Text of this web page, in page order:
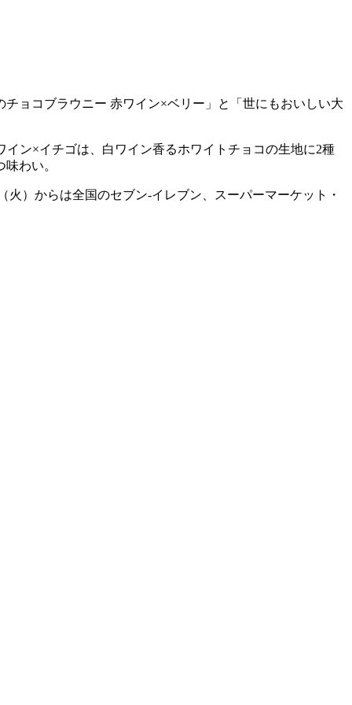
ョコブラウニー 赤ワイン×ベリー」と「世にもおいしい大
ン×イチゴは、白ワイン香るホワイトチョコの生地に2種
わい。
）からは全国のセブン-イレブン、スーパーマーケット・